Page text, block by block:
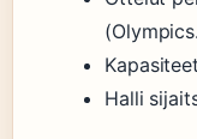
Halli